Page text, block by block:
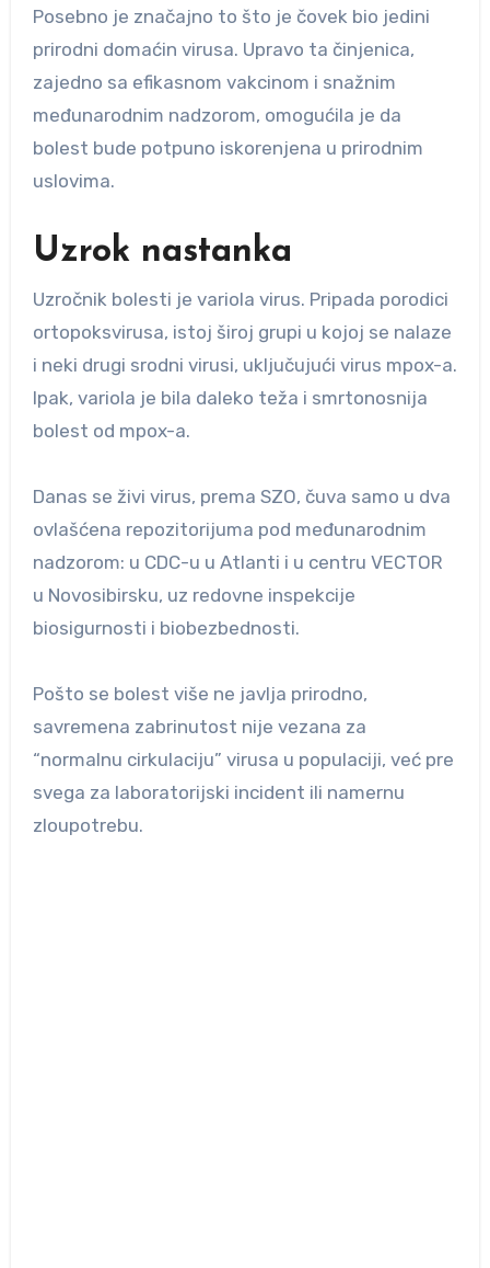
Posebno je značajno to što je čovek bio jedini
prirodni domaćin virusa. Upravo ta činjenica,
zajedno sa efikasnom vakcinom i snažnim
međunarodnim nadzorom, omogućila je da
bolest bude potpuno iskorenjena u prirodnim
uslovima.
Uzrok nastanka
Uzročnik bolesti je variola virus. Pripada porodici
ortopoksvirusa, istoj široj grupi u kojoj se nalaze
i neki drugi srodni virusi, uključujući virus mpox-a.
Ipak, variola je bila daleko teža i smrtonosnija
bolest od mpox-a.
Danas se živi virus, prema SZO, čuva samo u dva
ovlašćena repozitorijuma pod međunarodnim
nadzorom: u CDC-u u Atlanti i u centru VECTOR
u Novosibirsku, uz redovne inspekcije
biosigurnosti i biobezbednosti.
Pošto se bolest više ne javlja prirodno,
savremena zabrinutost nije vezana za
“normalnu cirkulaciju” virusa u populaciji, već pre
svega za laboratorijski incident ili namernu
zloupotrebu.